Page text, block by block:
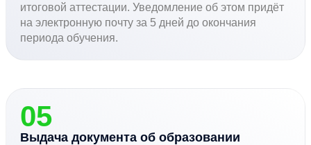
итоговой аттестации. Уведомление об этом придёт
на электронную почту за 5 дней до окончания
периода обучения.
05
Выдача документа об образовании